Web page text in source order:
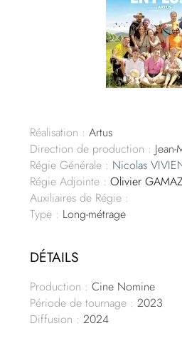
Réalisation : Artus
Direction de production :
Régie Générale : Nicolas
Régie Adjointe :Olivier GAMAZ
Auxiliaires de Régie :
Type : Long-métrage
DÉTAILS
Production : Cine Nomine
Période de tournage : 2023
Diffusion : 2024